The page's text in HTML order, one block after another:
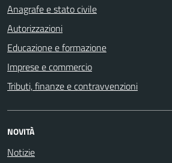
Anagrafe e stato civile
Autorizzazioni
Educazione e formazione
Imprese e commercio
Tributi, finanze e contravvenzioni
NOVITÀ
Notizie